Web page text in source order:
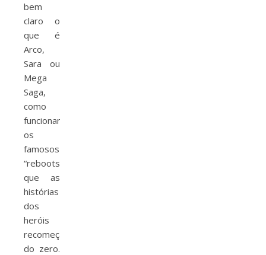
bem
claro o
que é
Arco,
Sara ou
Mega
Saga,
como
funcionam
os
famosos
“reboots”em
que as
histórias
dos
heróis
recomeçam
do zero.